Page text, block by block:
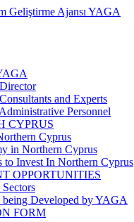
and Experts
Personnel
CYPRUS
Cyprus
in Northern Cyprus
to Invest In Northern Cyprus
OPPORTUNITIES
being Developed by YAGA
FORM